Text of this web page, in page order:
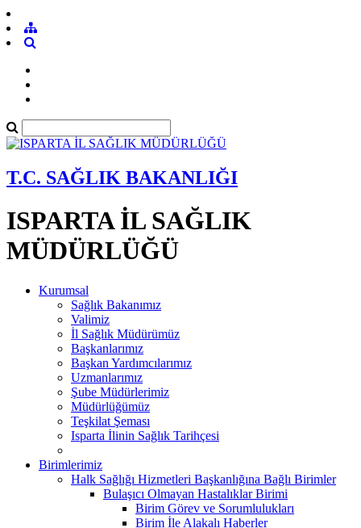
T.C. SAĞLIK BAKANLIĞI
ISPARTA İL SAĞLIK
MÜDÜRLÜĞÜ
Kurumsal
Sağlık Bakanımız
Valimiz
İl Sağlık Müdürümüz
Başkanlarımız
Başkan Yardımcılarımız
Uzmanlarımız
Şube Müdürlerimiz
Müdürlüğümüz
Teşkilat Şeması
Isparta İlinin Sağlık Tarihçesi
Birimlerimiz
Halk Sağlığı Hizmetleri Başkanlığına Bağlı Birimler
Bulaşıcı Olmayan Hastalıklar Birimi
Birim Görev ve Sorumlulukları
Birim İle Alakalı Haberler